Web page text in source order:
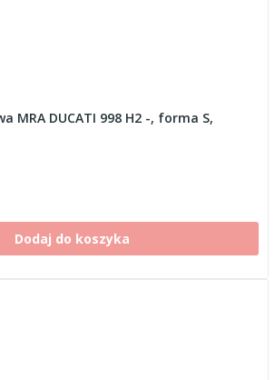
MRA DUCATI 998 H2 -, forma S,
Dodaj do koszyka